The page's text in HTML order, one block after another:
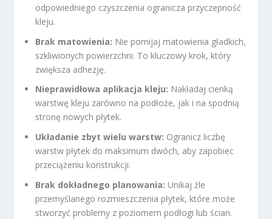
odpowiedniego czyszczenia ogranicza przyczepność
kleju.
Brak matowienia: Nie pomijaj matowienia gładkich,
szkliwionych powierzchni. To kluczowy krok, który
zwiększa adhezję.
Nieprawidłowa aplikacja kleju: Nakładaj cienką
warstwę kleju zarówno na podłoże, jak i na spodnią
stronę nowych płytek.
Układanie zbyt wielu warstw: Ogranicz liczbę
warstw płytek do maksimum dwóch, aby zapobiec
przeciążeniu konstrukcji.
Brak dokładnego planowania: Unikaj źle
przemyślanego rozmieszczenia płytek, które może
stworzyć problemy z poziomem podłogi lub ścian.